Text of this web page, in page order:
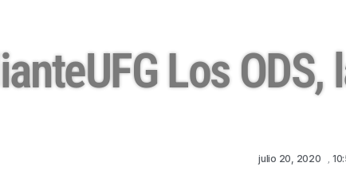
Los
julio 20, 2020 ,